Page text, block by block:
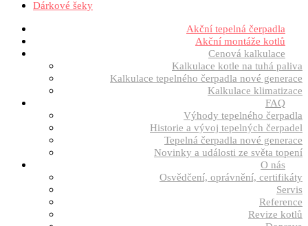
Dárkové šeky
Akční tepelná čerpadla
Akční montáže kotlů
Cenová kalkulace
Kalkulace kotle na tuhá paliva
Kalkulace tepelného čerpadla nové generace
Kalkulace klimatizace
FAQ
Výhody tepelného čerpadla
Historie a vývoj tepelných čerpadel
Tepelná čerpadla nové generace
Novinky a události ze světa topení
O nás
Osvědčení, oprávnění, certifikáty
Servis
Reference
Revize kotlů